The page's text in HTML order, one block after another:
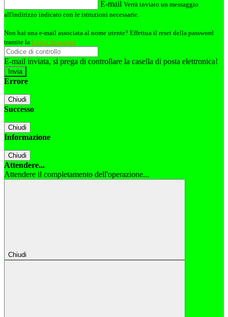
E-mail Verrà inviato un messaggio
all'indirizzo indicato con le istruzioni necessarie.
Non hai una e-mail associata al nome utente? Effettua il reset della password
tramite la Login Spaggiari
E-mail inviata, si prega di controllare la casella di posta elettronica!
Errore
Chiudi
Successo
Chiudi
Informazione
Chiudi
Attendere...
Attendere il completamento dell'operazione...
Chiudi